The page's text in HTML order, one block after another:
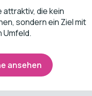
attraktiv, die kein
sondern ein Ziel mit
Umfeld.
ansehen